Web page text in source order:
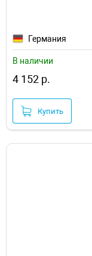
Германия
В наличии
4 152 р.
Купить